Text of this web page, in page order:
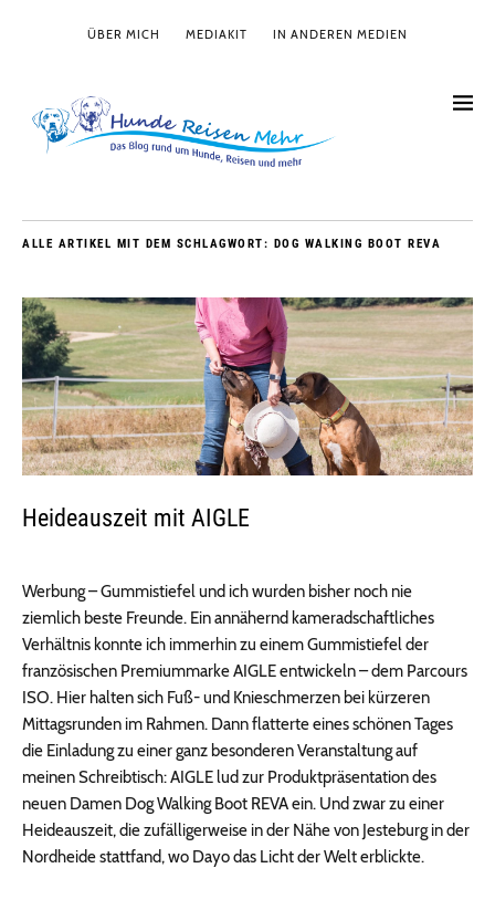
ÜBER MICH MEDIAKIT IN ANDEREN MEDIEN
ALLE ARTIKEL MIT DEM SCHLAGWORT: DOG WALKING BOOT REVA
Heideauszeit mit AIGLE
Werbung – Gummistiefel und ich wurden bisher noch nie
ziemlich beste Freunde. Ein annähernd kameradschaftliches
Verhältnis konnte ich immerhin zu einem Gummistiefel der
französischen Premiummarke AIGLE entwickeln – dem Parcours
ISO. Hier halten sich Fuß- und Knieschmerzen bei kürzeren
Mittagsrunden im Rahmen. Dann flatterte eines schönen Tages
die Einladung zu einer ganz besonderen Veranstaltung auf
meinen Schreibtisch: AIGLE lud zur Produktpräsentation des
neuen Damen Dog Walking Boot REVA ein. Und zwar zu einer
Heideauszeit, die zufälligerweise in der Nähe von Jesteburg in der
Nordheide stattfand, wo Dayo das Licht der Welt erblickte.